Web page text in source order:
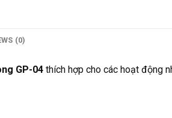
(0)
GP-04 thích hợp cho các hoạt động